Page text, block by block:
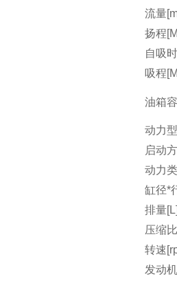
流量
扬程
自吸
吸程
油箱
动力
启动
动力
缸径*
排量
压缩比
转速
发动